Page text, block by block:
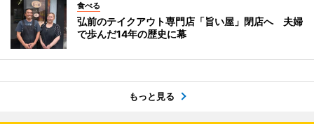
食べる
弘前のテイクアウト専門店「旨い屋」閉店へ 夫婦
で歩んだ14年の歴史に幕
もっと見る